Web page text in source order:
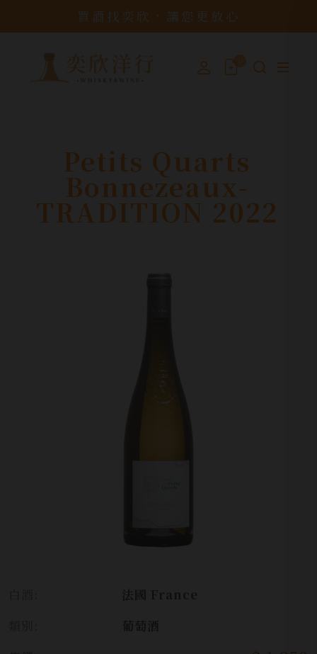
買酒找奕欣，讓您更放心
Petits Quarts
Bonnezeaux-
TRADITION 2022